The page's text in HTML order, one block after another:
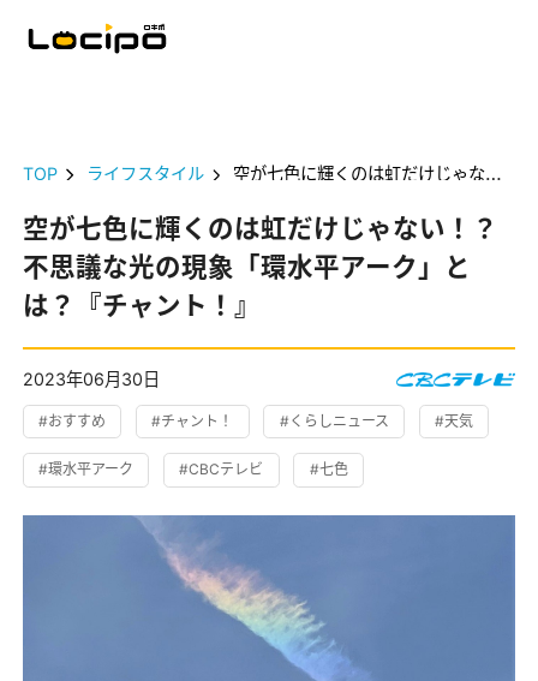
TOP ライフスタイル 空が七色に輝くのは虹だけじゃない！？ 不思議な光の現象「環水平アーク」とは？『チャント！』
空が七色に輝くのは虹だけじゃない！？
不思議な光の現象「環水平アーク」と
は？『チャント！』
2023年06月30日
#おすすめ #チャント！ #くらしニュース #天気
#環水平アーク #CBCテレビ #七色